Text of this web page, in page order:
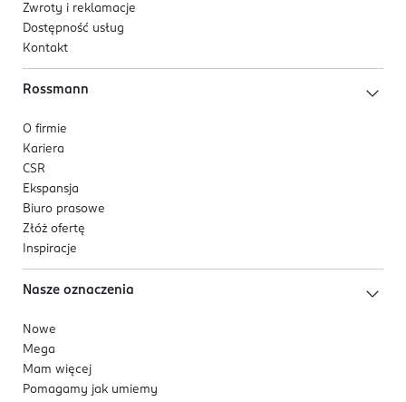
Zwroty i reklamacje
Dostępność usług
Kontakt
Rossmann
O firmie
Kariera
CSR
Ekspansja
Biuro prasowe
Złóż ofertę
Inspiracje
Nasze oznaczenia
Nowe
Mega
Mam więcej
Pomagamy jak umiemy